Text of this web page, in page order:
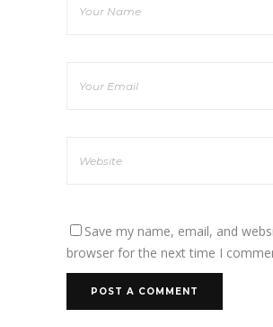
Save my name, email, and
browser for the next time I